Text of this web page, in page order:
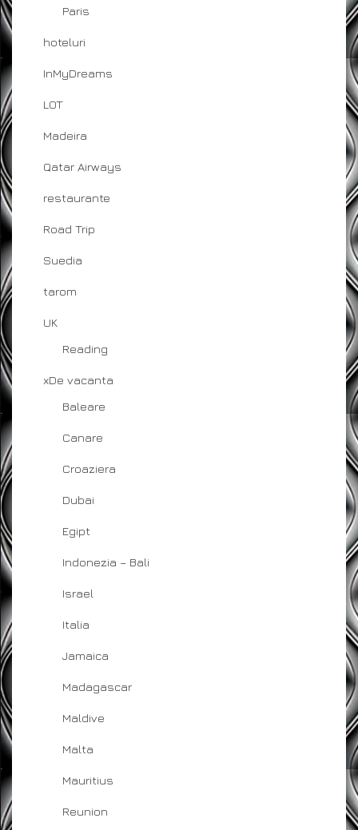
Paris
hoteluri
InMyDreams
LOT
Madeira
Qatar Airways
restaurante
Road Trip
Suedia
tarom
UK
Reading
xDe vacanta
Baleare
Canare
Croaziera
Dubai
Egipt
Indonezia – Bali
Israel
Italia
Jamaica
Madagascar
Maldive
Malta
Mauritius
Reunion